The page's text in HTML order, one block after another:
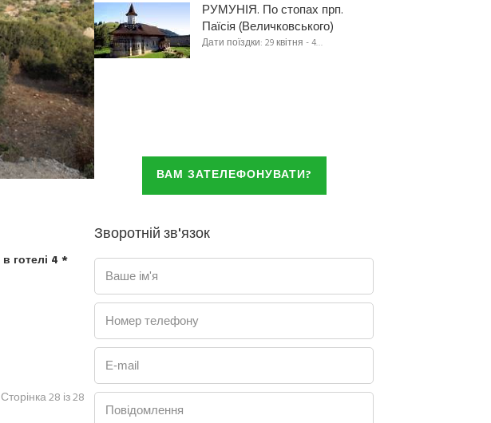
готелі 4 *
Сторінка 28 із 28
РУМУНІЯ. По стопах прп.
Паїсія (Величковського)
Дати поїздки: 29 квітня - 4…
ВАМ ЗАТЕЛЕФОНУВАТИ?
Зворотній зв'язок
Ваше ім'я
Номер телефону
E-mail
Повідомлення